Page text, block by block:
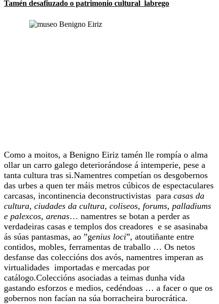
Tamén desafiuzado o patrimonio cultural labrego
Como a moitos, a Benigno Eiriz tamén lle rompía o alma
ollar un carro galego deteriorándose á intemperie, pese a
tanta cultura tras si.Namentres competían os desgobernos
das urbes a quen ter máis metros cúbicos de espectaculares
carcasas, incontinencia deconstructivistas para casas da
cultura, ciudades da cultura, coliseos, forums, palladiums
e palexcos, arenas… namentres se botan a perder as
verdadeiras casas e templos dos creadores e se asasinaba
ás súas pantasmas, ao ”genius loci”, atoutiñante entre
contidos, mobles, ferramentas de traballo … Os netos
desfanse das coleccións dos avós, namentres imperan as
virtualidades importadas e mercadas por
catálogo.Coleccións asociadas a teimas dunha vida
gastando esforzos e medios, cedéndoas … a facer o que os
gobernos non facían na súa borracheira burocrática.